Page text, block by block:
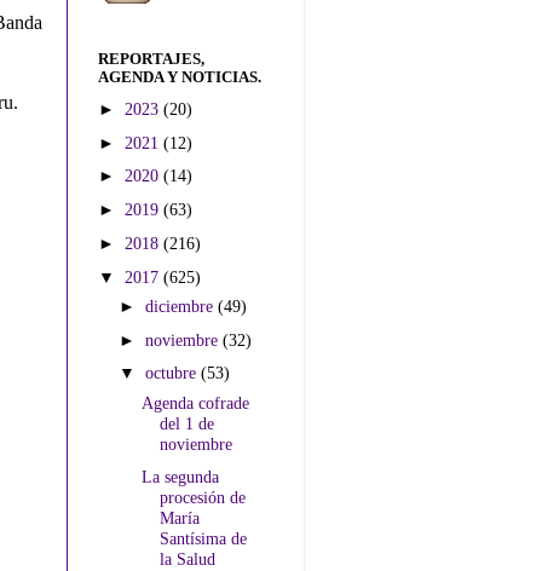
REPORTAJES,
AGENDA Y NOTICIAS.
► 2023 (20)
► 2021 (12)
► 2020 (14)
► 2019 (63)
► 2018 (216)
▼ 2017 (625)
►diciembre(49)
►noviembre(32)
▼octubre(53)
Agenda cofrade
del 1 de
noviembre
La segunda
procesión de
María
Santísima de
la Salud